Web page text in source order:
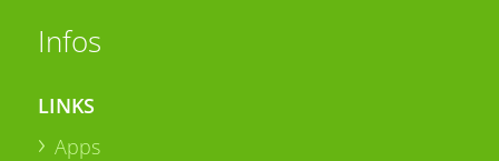
Infos
LINKS
Apps